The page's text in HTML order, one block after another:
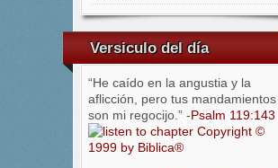
Versiculo del día
“He caído en la angustia y la
aflicción, pero tus mandamientos
son mi regocijo.” -Psalm 119:143
Copyright ©
1999 by Biblica®